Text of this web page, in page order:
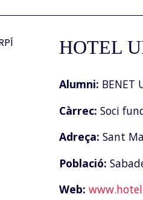
HOTEL
Alumni: BENET
Càrrec: Soci
Adreça: Sant
Població:
Web: